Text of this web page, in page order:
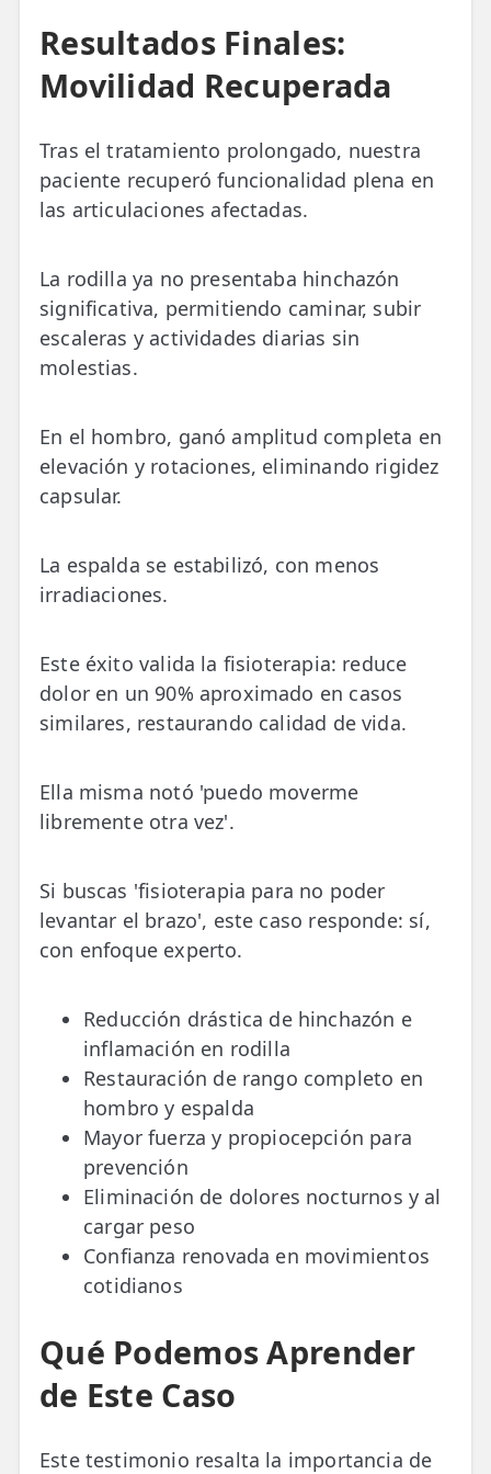
Resultados Finales:
Movilidad Recuperada
Tras el tratamiento prolongado, nuestra
paciente recuperó funcionalidad plena en
las articulaciones afectadas.
La rodilla ya no presentaba hinchazón
significativa, permitiendo caminar, subir
escaleras y actividades diarias sin
molestias.
En el hombro, ganó amplitud completa en
elevación y rotaciones, eliminando rigidez
capsular.
La espalda se estabilizó, con menos
irradiaciones.
Este éxito valida la fisioterapia: reduce
dolor en un 90% aproximado en casos
similares, restaurando calidad de vida.
Ella misma notó 'puedo moverme
libremente otra vez'.
Si buscas 'fisioterapia para no poder
levantar el brazo', este caso responde: sí,
con enfoque experto.
Reducción drástica de hinchazón e
inflamación en rodilla
Restauración de rango completo en
hombro y espalda
Mayor fuerza y propiocepción para
prevención
Eliminación de dolores nocturnos y al
cargar peso
Confianza renovada en movimientos
cotidianos
Qué Podemos Aprender
de Este Caso
Este testimonio resalta la importancia de